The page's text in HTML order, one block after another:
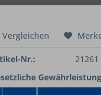
Vergleichen
Nr.:
21261
Gewährleistung